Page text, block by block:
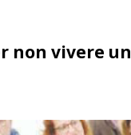
non vivere